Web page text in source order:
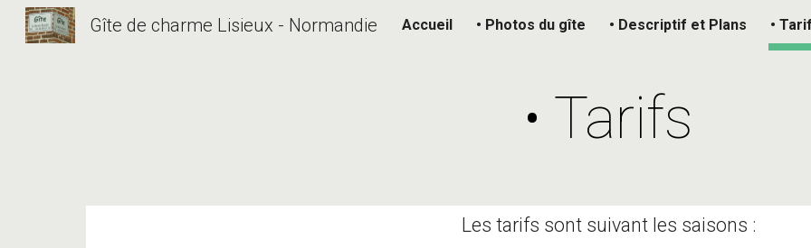
Skip to main content Skip to
Gîte de charme Lisieux - Normandie Accueil • Photos du gîte • Descriptif et Plans •
• Tarifs
Les tarifs sont suivant les saisons :